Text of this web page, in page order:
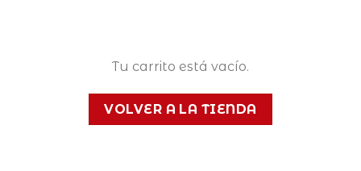
Tu carrito está vacío.
VOLVER A LA TIENDA